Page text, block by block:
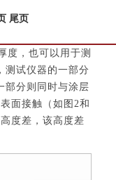
尾页
，也可以用于测
测试仪器的一部分
部分则同时与涂层
面接触（如图2和
度差，该高度差